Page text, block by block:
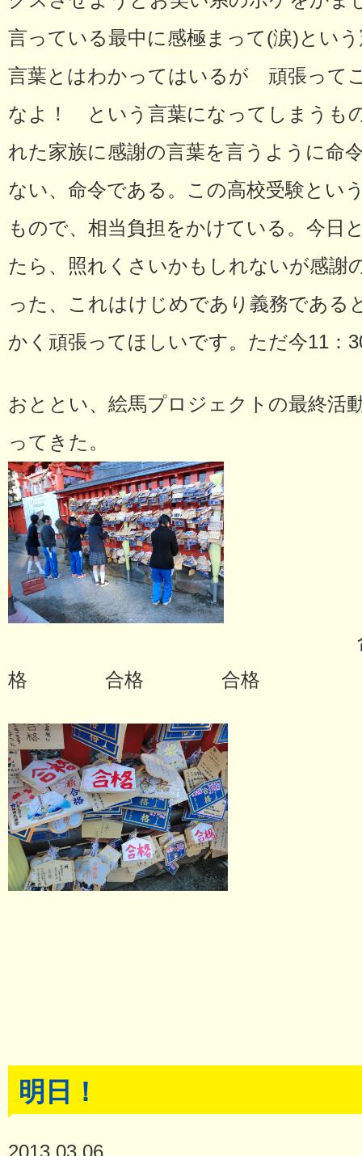
言っている最中に感極まって(涙)と
言葉とはわかってはいるが 頑張って
なよ！ という言葉になってしまうも
れた家族に感謝の言葉を言うように命
ない、命令である。この高校受験とい
もので、相当負担をかけている。今日
たら、照れくさいかもしれないが感謝
った、これはけじめであり義務である
かく頑張ってほしいです。ただ今11：
おととい、絵馬プロジェクトの最終活
ってきた。
合格
格 合格 合格
明日！